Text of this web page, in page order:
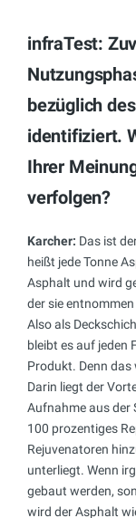
infraTest:
bezüglich
identifiziert.
Ihrer
verfolgen?
Karcher: Das ist
heißt jede Tonne
Asphalt und wird
der sie
Also als
bleibt es auf jeden
Produkt. Denn das
Darin liegt der
Aufnahme aus der
100 prozentiges
Rejuvenatoren
unterliegt. Wenn
gebaut werden,
wird der Asphalt